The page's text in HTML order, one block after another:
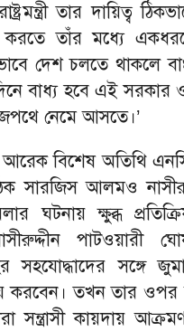
তার দায়িত্ব
করতে তাঁর মধ্যে
দেশ চলতে থাকলে
বাধ্য হবে এই সরকার ও
নেমে আসতে।’
আরেক বিশেষ অতিথি
সারজিস আলমও
ঘটনায় ক্ষুব্ধ
পাটওয়ারী
সহযোদ্ধাদের সঙ্গে
করবেন। তখন তার ওপর
সন্ত্রাসী কায়দায়